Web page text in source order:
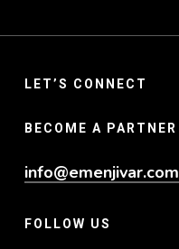
LET’S CONNECT
BECOME A PARTNER
info@emenjivar.com
FOLLOW US